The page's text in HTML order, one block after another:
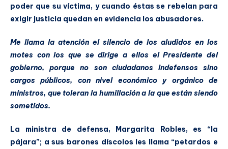
poder que su víctima, y cuando éstas se rebelan para
exigir justicia quedan en evidencia los abusadores.
Me llama la atención el silencio de los aludidos en los
motes con los que se dirige a ellos el Presidente del
gobierno, porque no son ciudadanos indefensos sino
cargos públicos, con nivel económico y orgánico de
ministros, que toleran la humillación a la que están siendo
sometidos.
La ministra de defensa, Margarita Robles, es “la
pájara”; a sus barones díscolos les llama “petardos e